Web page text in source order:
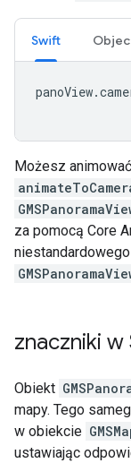
Swift
panoView.
Możesz
za pomocą Core
znaczniki
Obiekt
mapy. Tego
w obiekcie
ustawiając